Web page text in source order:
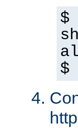
$
$